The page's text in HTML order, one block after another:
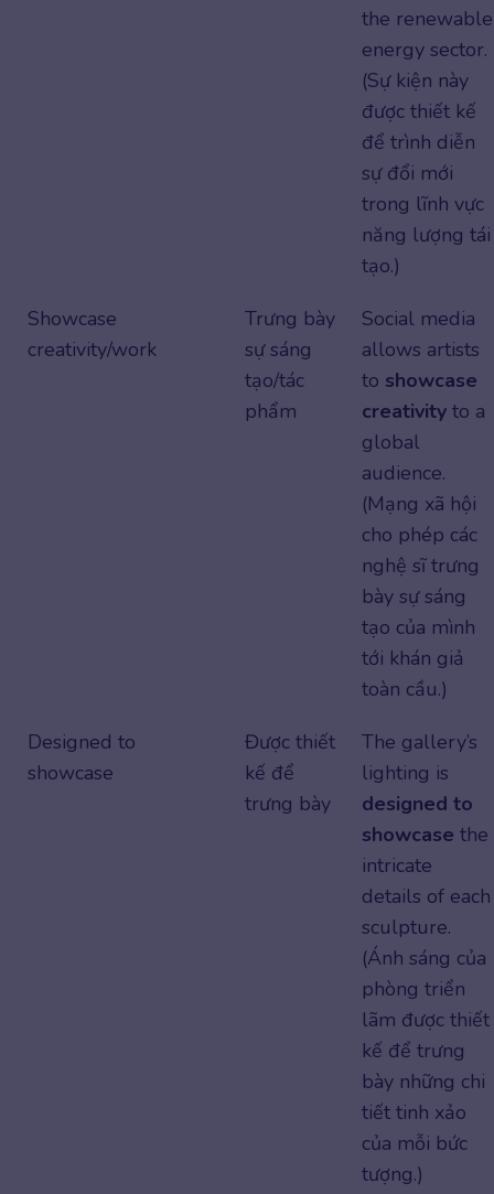
the renewable
energy sector.
(Sự kiện này
được thiết kế
để trình diễn
sự đổi mới
trong lĩnh vực
năng lượng tái
tạo.)
Showcase
creativity/work
Trưng bày
sự sáng
tạo/tác
phẩm
Social media
allows artists
to showcase
creativity to a
global
audience.
(Mạng xã hội
cho phép các
nghệ sĩ trưng
bày sự sáng
tạo của mình
tới khán giả
toàn cầu.)
Designed to
showcase
Được thiết
kế để
trưng bày
The gallery’s
lighting is
designed to
showcase the
intricate
details of each
sculpture.
(Ánh sáng của
phòng triển
lãm được thiết
kế để trưng
bày những chi
tiết tinh xảo
của mỗi bức
tượng.)